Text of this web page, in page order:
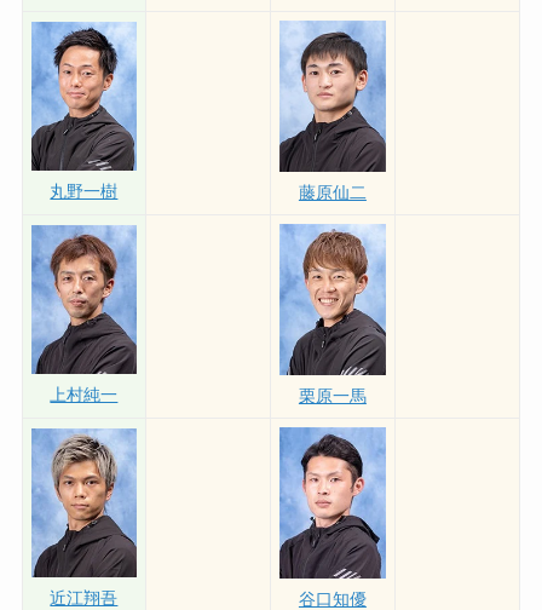
丸野一樹 藤原仙二
上村純一 栗原一馬
近江翔吾 谷口知優